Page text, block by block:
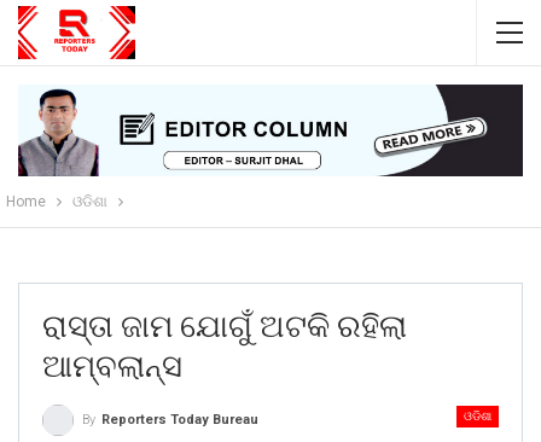
Home ଓଡିଶା
ରାସ୍ତା ଜାମ ଯୋଗୁଁ ଅଟକି ରହିଲା
ଆମ୍ବଲାନ୍ସ
ଓଡିଶା
By Reporters Today Bureau